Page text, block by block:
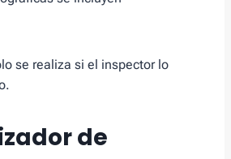
se realiza si el inspector lo
de